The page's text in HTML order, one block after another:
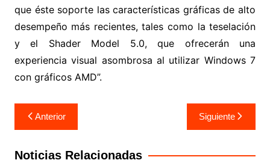
que éste soporte las características gráficas de alto
desempeño más recientes, tales como la teselación
y el Shader Model 5.0, que ofrecerán una
experiencia visual asombrosa al utilizar Windows 7
con gráficos AMD”.
Navegación
de
entradas
Anterior Siguiente
Noticias Relacionadas